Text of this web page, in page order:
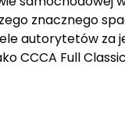
znacznego
autorytetów za
CCCA Full